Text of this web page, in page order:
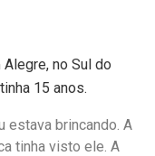
no Sul do
15 anos.
estava brincando. A
tinha visto ele. A